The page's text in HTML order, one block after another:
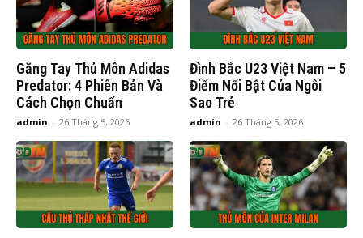
Găng Tay Thủ Môn Adidas
Predator: 4 Phiên Bản Và
Cách Chọn Chuẩn
admin - 26 Tháng 5, 2026
Đình Bắc U23 Việt Nam – 5
Điểm Nổi Bật Của Ngôi
Sao Trẻ
admin - 26 Tháng 5, 2026